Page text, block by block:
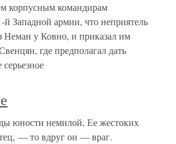
корпусным командирам
Западной армии, что неприятель
Неман у Ковно, и приказал им
где предполагал дать
юности немилой, Ее жестоких
— то вдруг он — враг.